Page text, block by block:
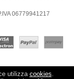
utilizza cookies.
06779941217